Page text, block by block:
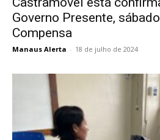
Governo Presente,
Compensa
Manaus Alerta - 18 de julho de 2024